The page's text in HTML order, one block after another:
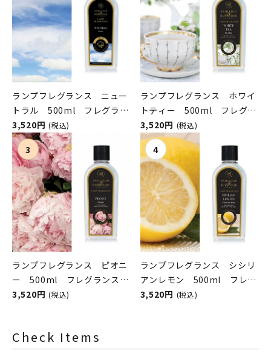
ランプフレグランス ニュー
トラル 500ml フレグラン
スランプ用オイル
ASHLEIGH&BURWOOD（ア
シュレイアンドバーウッド）
3,520円 (税込)
ランプフレグランス ホワイ
トティー 500ml フレグラ
ンスランプ用オイル
ASHLEIGH&BURWOOD（ア
シュレイアンドバーウッド）
3,520円 (税込)
ランプフレグランス ピオニ
ー 500ml フレグランスラ
ンプ用オイル
3,520円 (税込)
ランプフレグランス シシリ
アンレモン 500ml フレグ
ランスランプ用オイル
3,520円 (税込)
Check Items